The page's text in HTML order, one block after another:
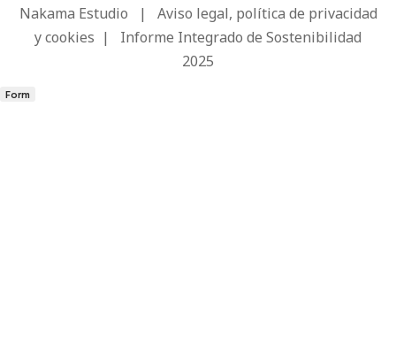
Nakama Estudio | Aviso legal, política de privacidad
y cookies | Informe Integrado de Sostenibilidad
2025
Form